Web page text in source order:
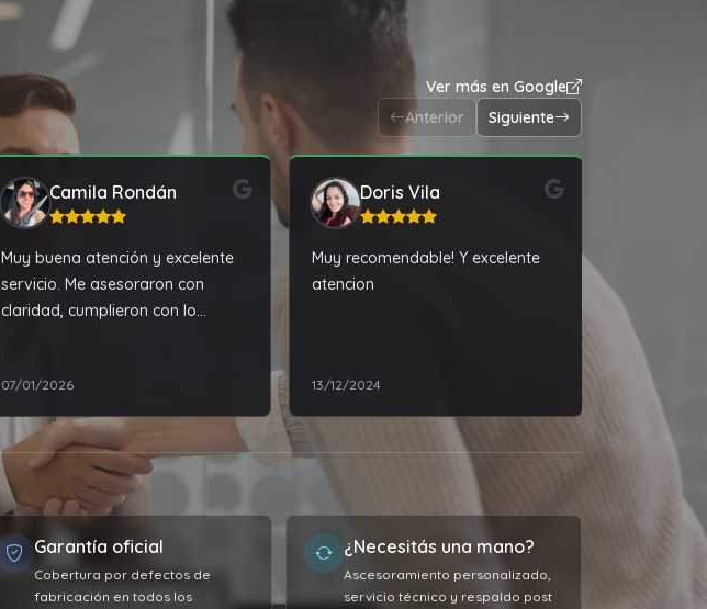
Ver más en Google
Anterior
Siguiente
Camila Rondán
Muy buena atención y excelente
servicio. Me asesoraron con
claridad, cumplieron con lo
Totalmente recomendable.
07/01/2026
Doris Vila
Muy recomendable! Y excelente
atencion
13/12/2024 07/03/2024
Garantía oficial
Cobertura por defectos de
fabricación en todos los
¿Necesitás una mano?
Ascesoramiento personalizado,
servicio técnico y respaldo post